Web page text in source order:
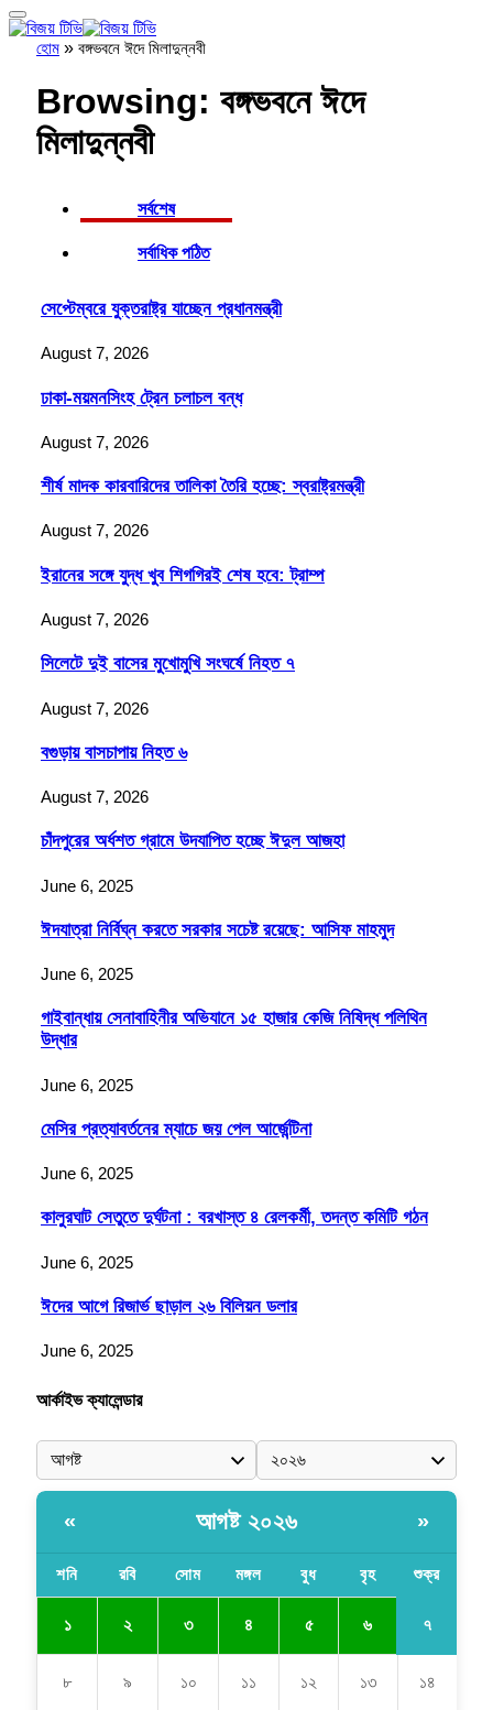
হোম » বঙ্গভবনে ঈদে মিলাদুন্নবী
Browsing: বঙ্গভবনে ঈদে
মিলাদুন্নবী
সর্বশেষ
সর্বাধিক পঠিত
সেপ্টেম্বরে যুক্তরাষ্ট্র যাচ্ছেন প্রধানমন্ত্রী
August 7, 2026
ঢাকা-ময়মনসিংহ ট্রেন চলাচল বন্ধ
August 7, 2026
শীর্ষ মাদক কারবারিদের তালিকা তৈরি হচ্ছে: স্বরাষ্ট্রমন্ত্রী
August 7, 2026
ইরানের সঙ্গে যুদ্ধ খুব শিগগিরই শেষ হবে: ট্রাম্প
August 7, 2026
সিলেটে দুই বাসের মুখোমুখি সংঘর্ষে নিহত ৭
August 7, 2026
বগুড়ায় বাসচাপায় নিহত ৬
August 7, 2026
চাঁদপুরের অর্ধশত গ্রামে উদযাপিত হচ্ছে ঈদুল আজহা
June 6, 2025
ঈদযাত্রা নির্বিঘ্ন করতে সরকার সচেষ্ট রয়েছে: আসিফ মাহমুদ
June 6, 2025
গাইবান্ধায় সেনাবাহিনীর অভিযানে ১৫ হাজার কেজি নিষিদ্ধ পলিথিন
উদ্ধার
June 6, 2025
মেসির প্রত্যাবর্তনের ম্যাচে জয় পেল আর্জেন্টিনা
June 6, 2025
কালুরঘাট সেতুতে দুর্ঘটনা : বরখাস্ত ৪ রেলকর্মী, তদন্ত কমিটি গঠন
June 6, 2025
ঈদের আগে রিজার্ভ ছাড়াল ২৬ বিলিয়ন ডলার
June 6, 2025
আর্কাইভ ক্যালেন্ডার
« আগষ্ট ২০২৬ »
শনি রবি সোম মঙ্গল বুধ বৃহ শুক্র
১ ২ ৩ ৪ ৫ ৬ ৭
৮ ৯ ১০ ১১ ১২ ১৩ ১৪